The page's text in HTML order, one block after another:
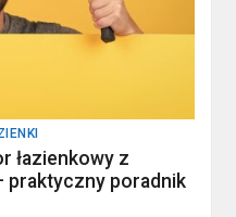
łazienkowy z
praktyczny poradnik